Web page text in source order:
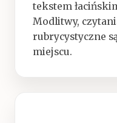
tekstem
Modlitwy,
rubrycystyczne
miejscu.